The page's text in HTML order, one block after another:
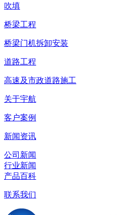
吹填
桥梁工程
桥梁门机拆卸安装
道路工程
高速及市政道路施工
关于宇航
客户案例
新闻资讯
公司新闻
行业新闻
产品百科
联系我们